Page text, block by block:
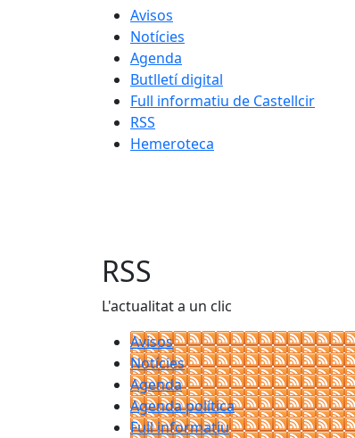
Avisos
Notícies
Agenda
Butlletí digital
Full informatiu de Castellcir
RSS
Hemeroteca
RSS
L'actualitat a un clic
Avisos
Notícies
Agenda
Agenda política
Full informatiu